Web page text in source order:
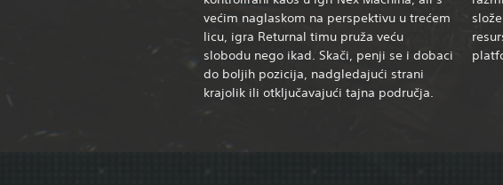
većim naglaskom na perspektivu u trećem
licu, igra Returnal timu pruža veću
slobodu nego ikad. Skači, penji se i dobaci
do boljih pozicija, nadgledajući strani
krajolik ili otključavajući tajna područja.